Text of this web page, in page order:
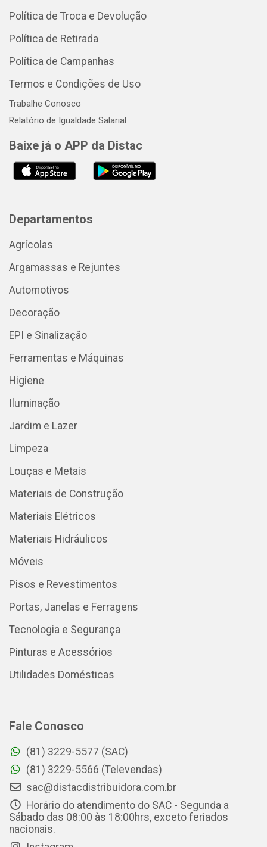
Política de Troca e Devolução
Política de Retirada
Política de Campanhas
Termos e Condições de Uso
Trabalhe Conosco
Relatório de Igualdade Salarial
Baixe já o APP da Distac
Departamentos
Agrícolas
Argamassas e Rejuntes
Automotivos
Decoração
EPI e Sinalização
Ferramentas e Máquinas
Higiene
Iluminação
Jardim e Lazer
Limpeza
Louças e Metais
Materiais de Construção
Materiais Elétricos
Materiais Hidráulicos
Móveis
Pisos e Revestimentos
Portas, Janelas e Ferragens
Tecnologia e Segurança
Pinturas e Acessórios
Utilidades Domésticas
Fale Conosco
(81) 3229-5577 (SAC)
(81) 3229-5566 (Televendas)
sac@distacdistribuidora.com.br
Horário do atendimento do SAC - Segunda a
Sábado das 08:00 às 18:00hrs, exceto feriados
nacionais.